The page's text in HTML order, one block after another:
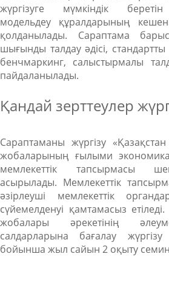
жүргізуге мүмкіндік
модельдеу құралдарының
қолданылады. Сараптама
шығынды талдау әдісі,
бенчмаркинг, салыстырмалы
пайдаланылады.
Қандай зерттеулер
Сараптаманы жүргізу
жобаларының ғылыми
мемлекеттік тапсырмасы
асырылады. Мемлекеттік
әзірлеуші мемлекеттік
сүйемелденуі қамтамасыз
жобалары әрекетінің
салдарларына бағалау
бойынша жыл сайын 2 оқыту